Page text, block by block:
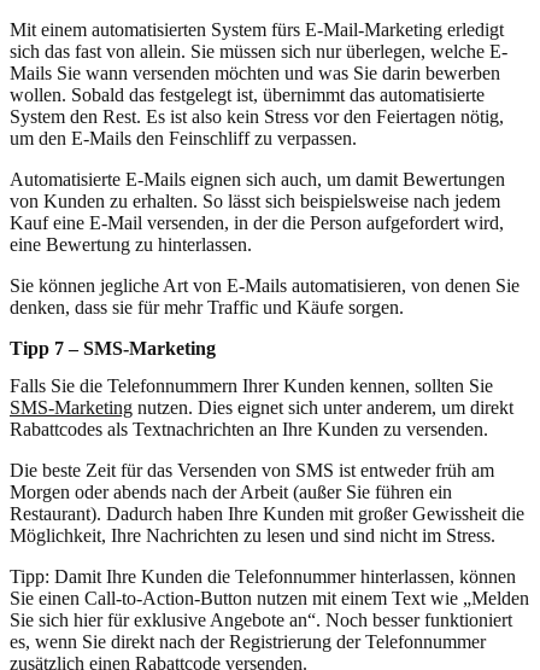
Mit einem automatisierten System fürs E-Mail-Marketing erledigt
sich das fast von allein. Sie müssen sich nur überlegen, welche E-
Mails Sie wann versenden möchten und was Sie darin bewerben
wollen. Sobald das festgelegt ist, übernimmt das automatisierte
System den Rest. Es ist also kein Stress vor den Feiertagen nötig,
um den E-Mails den Feinschliff zu verpassen.
Automatisierte E-Mails eignen sich auch, um damit Bewertungen
von Kunden zu erhalten. So lässt sich beispielsweise nach jedem
Kauf eine E-Mail versenden, in der die Person aufgefordert wird,
eine Bewertung zu hinterlassen.
Sie können jegliche Art von E-Mails automatisieren, von denen Sie
denken, dass sie für mehr Traffic und Käufe sorgen.
Tipp 7 – SMS-Marketing
Falls Sie die Telefonnummern Ihrer Kunden kennen, sollten Sie
SMS-Marketing nutzen. Dies eignet sich unter anderem, um direkt
Rabattcodes als Textnachrichten an Ihre Kunden zu versenden.
Die beste Zeit für das Versenden von SMS ist entweder früh am
Morgen oder abends nach der Arbeit (außer Sie führen ein
Restaurant). Dadurch haben Ihre Kunden mit großer Gewissheit die
Möglichkeit, Ihre Nachrichten zu lesen und sind nicht im Stress.
Tipp: Damit Ihre Kunden die Telefonnummer hinterlassen, können
Sie einen Call-to-Action-Button nutzen mit einem Text wie „Melden
Sie sich hier für exklusive Angebote an“. Noch besser funktioniert
es, wenn Sie direkt nach der Registrierung der Telefonnummer
zusätzlich einen Rabattcode versenden.